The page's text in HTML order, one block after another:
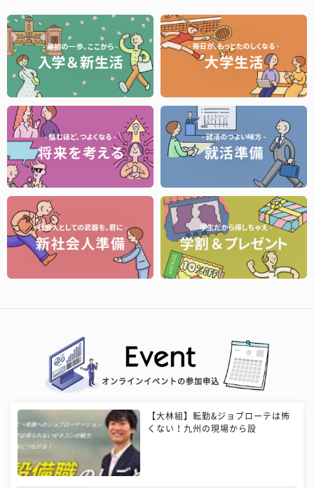
オンラインイベントの参加申込
【大林組】転勤&ジョブローテは怖
くない！九州の現場から設